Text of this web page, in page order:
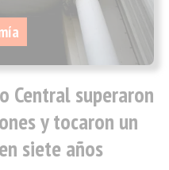
Central superaron
y tocaron un
siete años